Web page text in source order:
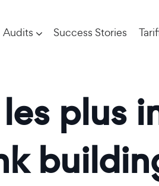
Audits Success Stories
plus